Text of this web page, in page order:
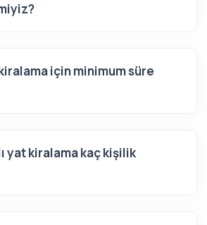
için minimum süre
yat kiralama kaç kişilik